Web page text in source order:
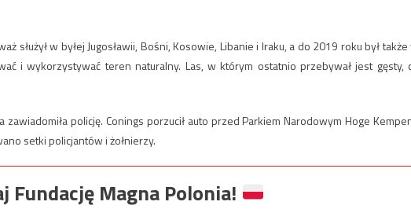
służył w byłej Jugosławii, Bośni, Kosowie, Libanie i Iraku, a do 2019 roku był także
i wykorzystywać teren naturalny. Las, w którym ostatnio przebywał jest gęsty,
zawiadomiła policję. Conings porzucił auto przed Parkiem Narodowym Hoge
setki policjantów i żołnierzy.
Fundację Magna Polonia!